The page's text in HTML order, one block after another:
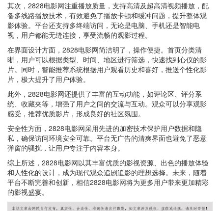
其次，2828电影网注重播放质量，支持高清及超高清视频播放，配
备多线路播放技术，有效避免了播放卡顿和缓冲问题，提升整体观
影体验。平台还支持多终端访问，无论是电脑、手机还是智能电
视，用户都能无缝连接，享受流畅的观影过程。
在界面设计方面，2828电影网简洁明了，操作便捷。首页分类清
晰，用户可以根据类型、时间、地区进行筛选，快速找到心仪的影
片。同时，智能推荐系统根据用户观看历史和喜好，推送个性化影
片，极大提升了用户体验。
此外，2828电影网还提供了丰富的互动功能，如评论区、评分系
统、收藏夹等，增强了用户之间的交流与互动。观众可以分享观影
感受，推荐优质影片，形成良好的社区氛围。
安全性方面，2828电影网采用先进的加密技术保护用户数据和隐
私，确保访问环境安全可靠。平台无广告的清爽界面也避免了恶意
弹窗的骚扰，让用户专注于内容本身。
综上所述，2828电影网以其丰富优质的影视资源、出色的播放体验
和人性化的设计，成为现代观众追剧追影的理想选择。未来，随着
平台不断完善和创新，相信2828电影网将为更多用户带来更加精彩
的影视盛宴。